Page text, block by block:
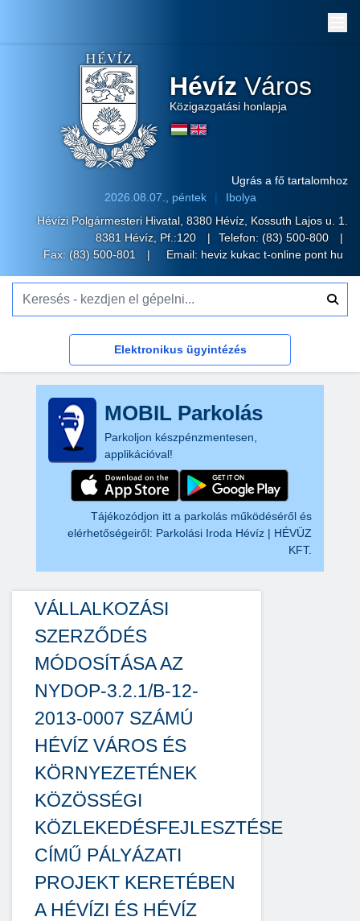
Hévíz Város
Közigazgatási honlapja
Ugrás a fő tartalomhoz
2026.08.07., péntek
Ibolya
Hévízi Polgármesteri Hivatal, 8380 Hévíz, Kossuth Lajos u. 1.
8381 Hévíz, Pf.:120
Telefon: (83) 500-800
Fax: (83) 500-801
Email: heviz kukac t-online pont hu
Elektronikus ügyintézés
MOBIL Parkolás
Parkoljon készpénzmentesen,
applikációval!
Tájékozódjon itt a parkolás működéséről és
elérhetőségeiről: Parkolási Iroda Hévíz | HÉVÜZ
KFT.
VÁLLALKOZÁSI
SZERZŐDÉS
MÓDOSÍTÁSA AZ
NYDOP-3.2.1/B-12-
2013-0007 SZÁMÚ
HÉVÍZ VÁROS ÉS
KÖRNYEZETÉNEK
KÖZÖSSÉGI
KÖZLEKEDÉSFEJLESZTÉSE
CÍMŰ PÁLYÁZATI
PROJEKT KERETÉBEN
A HÉVÍZI ÉS HÉVÍZ